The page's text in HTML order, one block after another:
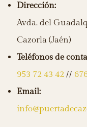
Dirección:
Avda. del
Cazorla (Jaén)
Teléfonos de
953 72 43 42 //
Email: